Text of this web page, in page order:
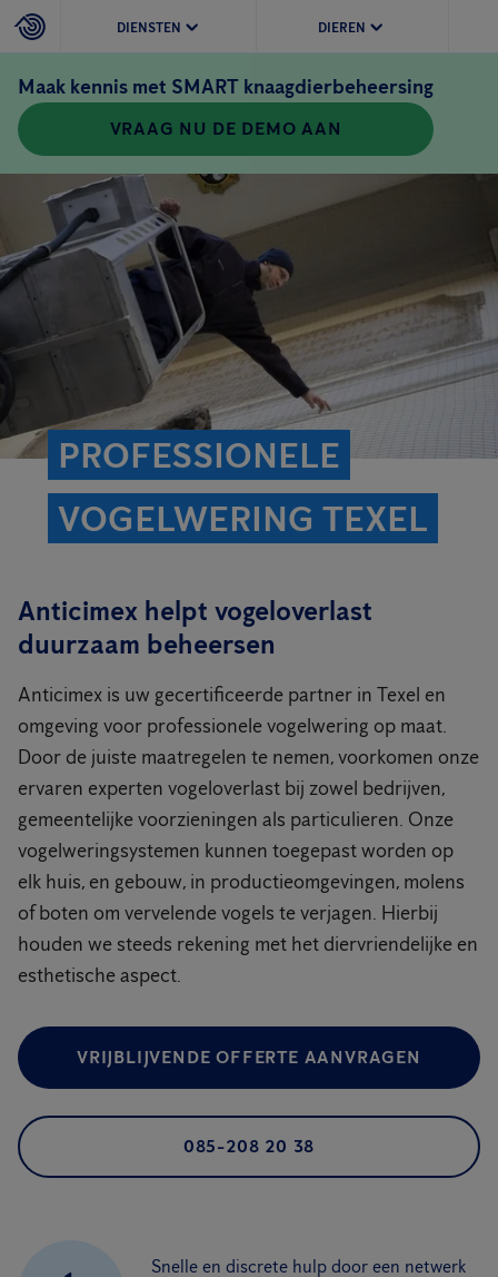
DIENSTEN DIEREN
Maak kennis met SMART knaagdierbeheersing
VRAAG NU DE DEMO AAN
PROFESSIONELE
VOGELWERING TEXEL
Anticimex helpt vogeloverlast
duurzaam beheersen
Anticimex is uw gecertificeerde partner in Texel en
omgeving voor professionele vogelwering op maat.
Door de juiste maatregelen te nemen, voorkomen onze
ervaren experten vogeloverlast bij zowel bedrijven,
gemeentelijke voorzieningen als particulieren. Onze
vogelweringsystemen kunnen toegepast worden op
elk huis, en gebouw, in productieomgevingen, molens
of boten om vervelende vogels te verjagen. Hierbij
houden we steeds rekening met het diervriendelijke en
esthetische aspect.
VRIJBLIJVENDE OFFERTE AANVRAGEN
085-208 20 38
Snelle en discrete hulp door een netwerk